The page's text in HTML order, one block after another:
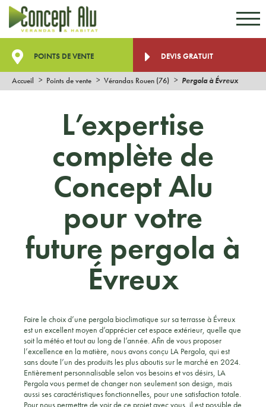
POINTS DE VENTE DEVIS GRATUIT
Accueil Points de vente Vérandas Rouen (76) Pergola à Évreux
L’expertise
complète de
Concept Alu
pour votre
future pergola à
Évreux
Faire le choix d’une pergola bioclimatique sur sa terrasse à Évreux
est un excellent moyen d’apprécier cet espace extérieur, quelle que
soit la météo et tout au long de l’année. Afin de vous proposer
l’excellence en la matière, nous avons conçu LA Pergola, qui est
sans doute l’un des produits les plus aboutis sur le marché en 2024.
Entièrement personnalisable selon vos besoins et vos désirs, LA
Pergola vous permet de changer non seulement son design, mais
aussi ses caractéristiques fonctionnelles, pour une satisfaction totale.
Pour nous permettre de voir de ce projet avec vous, il est possible de